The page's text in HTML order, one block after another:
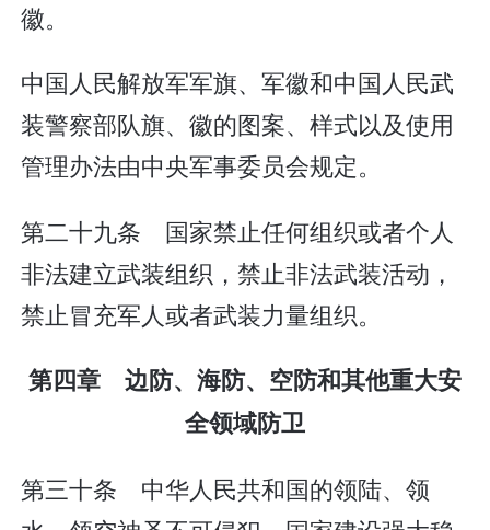
徽。
中国人民解放军军旗、军徽和中国人民武
装警察部队旗、徽的图案、样式以及使用
管理办法由中央军事委员会规定。
第二十九条 国家禁止任何组织或者个人
非法建立武装组织，禁止非法武装活动，
禁止冒充军人或者武装力量组织。
第四章 边防、海防、空防和其他重大安
全领域防卫
第三十条 中华人民共和国的领陆、领